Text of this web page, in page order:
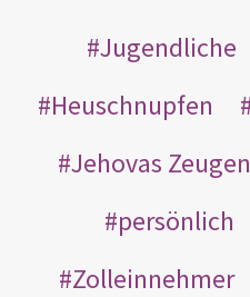
Jugendliche
Heuschnupfen
Jehovas Zeugen
persönlich
Zolleinnehmer